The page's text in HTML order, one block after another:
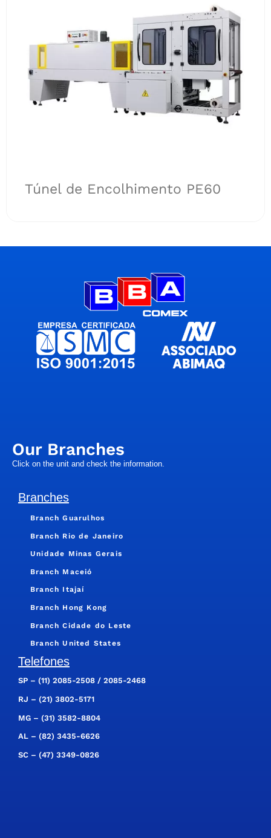
Túnel de Encolhimento PE60
Our Branches
Click on the unit and check the information.
Branches
Branch Guarulhos
Branch Rio de Janeiro
Unidade Minas Gerais
Branch Maceió
Branch Itajaí
Branch Hong Kong
Branch Cidade do Leste
Branch United States
Telefones
SP – (11) 2085-2508 / 2085-2468
RJ – (21) 3802-5171
MG – (31) 3582-8804
AL – (82) 3435-6626
SC – (47) 3349-0826